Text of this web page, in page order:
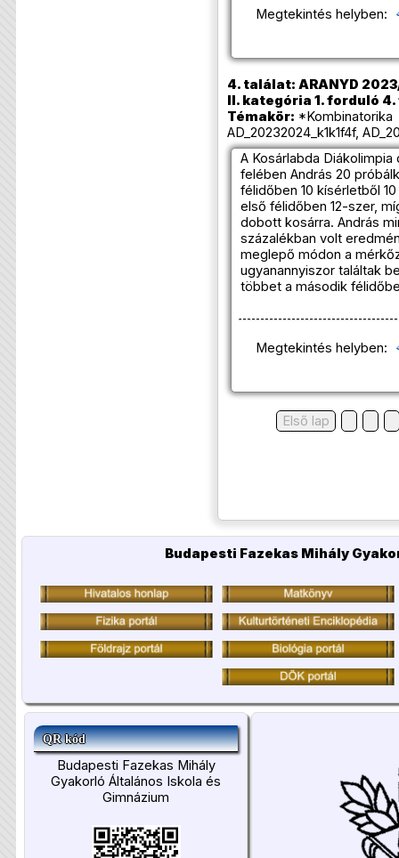
Megtekintés helyben:
4. találat: ARANYD
II. kategória 1. forduló
Témakör:
AD_20232024_k1k1f4f,
A Kosárlabda
felében András 20
félidőben 10 kísérletből
első félidőben 12-szer,
dobott kosárra. András
százalékban volt
meglepő módon a
ugyanannyiszor találtak
többet a második
Megtekintés helyben:
Első lap
Budapesti Fazekas Mihály
QR kód
Budapesti Fazekas Mihály
Gyakorló Általános Iskola és
Gimnázium